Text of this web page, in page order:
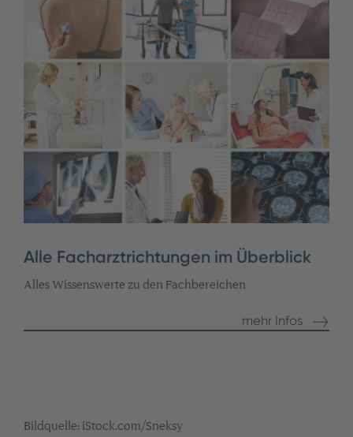
Alle Facharztrichtungen im Überblick
Alles Wissenswerte zu den Fachbereichen
mehr Infos
Bildquelle: iStock.com/Sneksy